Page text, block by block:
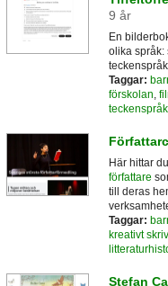
9 år
En
olika språk:
Taggar:
förskolan
teckenspråk
Här hittar
författare
till deras
Taggar:
kreativt
Stefan